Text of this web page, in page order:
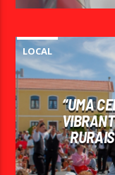
LOCAL
“UMA